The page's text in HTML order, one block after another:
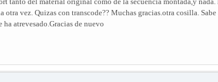
otra vez. Quizas con transcode?? Muchas gracias.otra cosilla.
atrevesado.Gracias de nuevo